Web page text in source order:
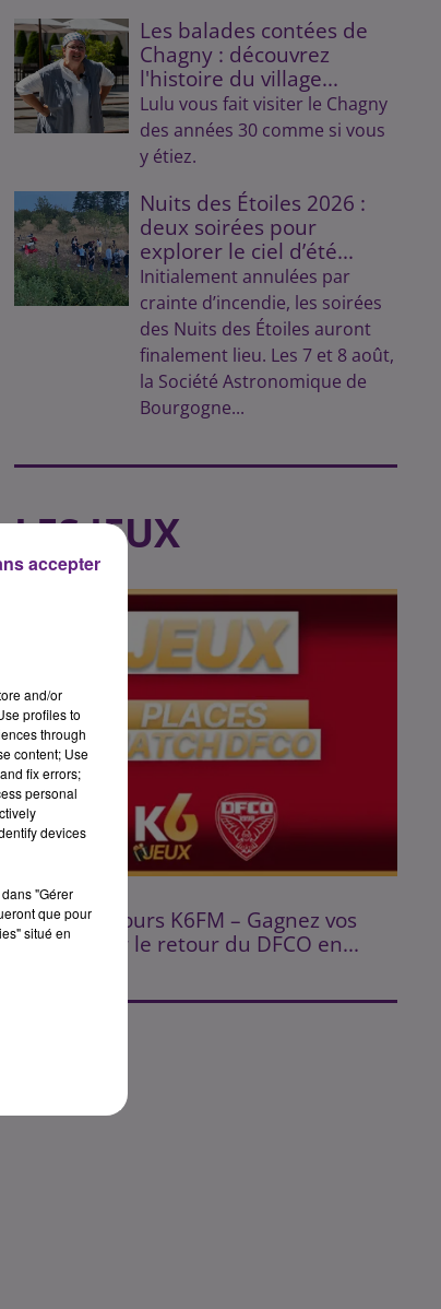
Les balades contées de
Chagny : découvrez
l'histoire du village...
Lulu vous fait visiter le Chagny
des années 30 comme si vous
y étiez.
Nuits des Étoiles 2026 :
deux soirées pour
explorer le ciel d’été...
Initialement annulées par
crainte d’incendie, les soirées
des Nuits des Étoiles auront
finalement lieu. Les 7 et 8 août,
la Société Astronomique de
Bourgogne...
LES JEUX
Fin : 14 août 2026
⚽ Jeu Concours K6FM – Gagnez vos
places pour le retour du DFCO en...
and/or
profiles to
through
content; Use
fix errors;
personal
devices
"Gérer
que pour
situé en
accepter